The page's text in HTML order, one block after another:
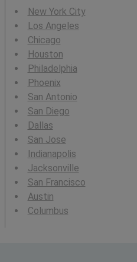
New York City
Los Angeles
Chicago
Houston
Philadelphia
Phoenix
San Antonio
San Diego
Dallas
San Jose
Indianapolis
Jacksonville
San Francisco
Austin
Columbus